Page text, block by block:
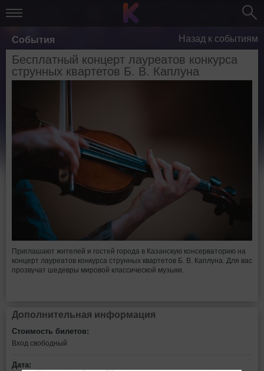
События Назад к событиям
Бесплатный концерт лауреатов конкурса
струнных квартетов Б. В. Каплуна
Приглашают жителей и гостей города в Казанскую консерваторию на
концерт лауреатов конкурса струнных квартетов Б. В. Каплуна. Для вас
прозвучат шедевры мировой классической музыки.
Дополнительная информация
Стоимость билетов:
Вход свободный
Дата: